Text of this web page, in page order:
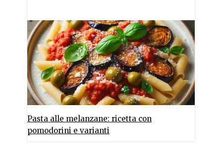
Pasta alle melanzane: ricetta con
pomodorini e varianti